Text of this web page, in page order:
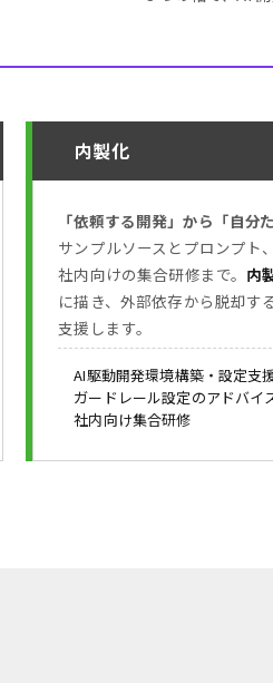
内製化
「依頼する開発」から「自分
サンプルソースとプロンプト
社内向けの集合研修まで。 内
に描き、外部依存から脱却す
支援します。
AI駆動開発環境構築・設定支
ガードレール設定のアドバイ
社内向け集合研修